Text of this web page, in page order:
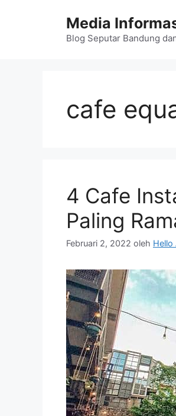
Media
Blog Seputar Bandung
cafe
4 Cafe
Paling
Februari 2, 2022 oleh Hello